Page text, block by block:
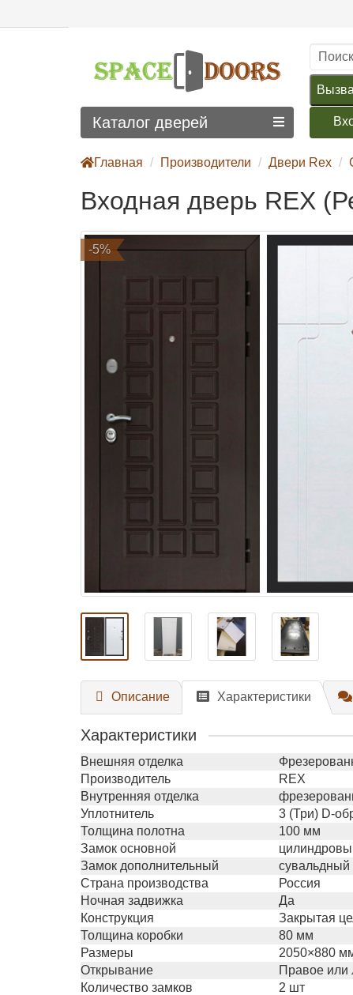
Каталог дверей
Главная Производители Двери Rex
Входная дверь REX
-5%
Описание Характеристики
Характеристики
Внешняя отделка
Производитель
REX
Внутренняя отделка
Уплотнитель
3 (Три) D-
Толщина полотна
100 мм
Замок основной
Замок дополнительный
сувальдный
Страна производства
Россия
Ночная задвижка
Да
Конструкция
Закрытая
Толщина коробки
80 мм
Размеры
2050×880
Открывание
Правое или
Количество замков
2 шт